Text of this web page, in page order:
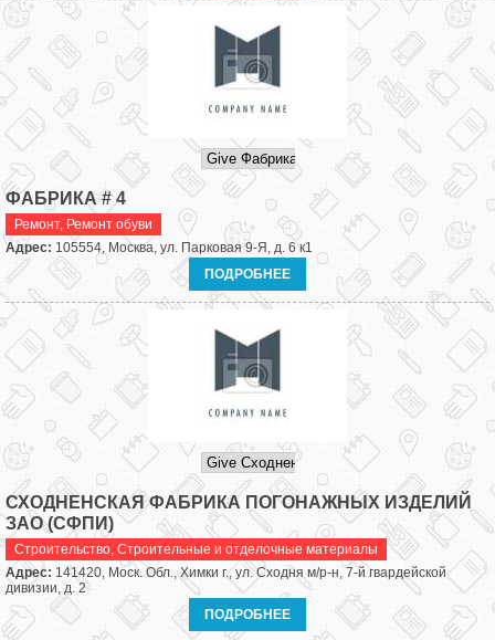
ФАБРИКА # 4
Ремонт, Ремонт обуви
Адрес: 105554, Москва, ул. Парковая 9-Я, д. 6 к1
ПОДРОБНЕЕ
СХОДНЕНСКАЯ ФАБРИКА ПОГОНАЖНЫХ ИЗДЕЛИЙ
ЗАО (СФПИ)
Строительство, Строительные и отделочные материалы
Адрес: 141420, Моск. Обл., Химки г., ул. Сходня м/р-н, 7-й гвардейской
дивизии, д. 2
ПОДРОБНЕЕ